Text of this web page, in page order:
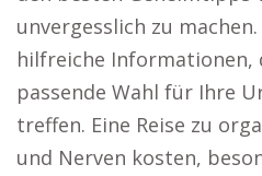
unvergesslich zu
hilfreiche Informationen,
passende Wahl für Ihre
treffen. Eine Reise zu
und Nerven kosten,